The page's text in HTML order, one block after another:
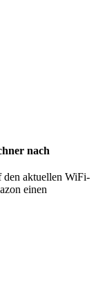
nach
den aktuellen WiFi-
einen